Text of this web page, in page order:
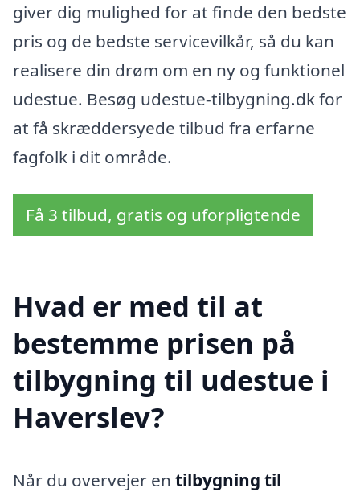
giver dig mulighed for at finde den bedste
pris og de bedste servicevilkår, så du kan
realisere din drøm om en ny og funktionel
udestue. Besøg udestue-tilbygning.dk for
at få skræddersyede tilbud fra erfarne
fagfolk i dit område.
Få 3 tilbud, gratis og uforpligtende
Hvad er med til at
bestemme prisen på
tilbygning til udestue i
Haverslev?
Når du overvejer en tilbygning til